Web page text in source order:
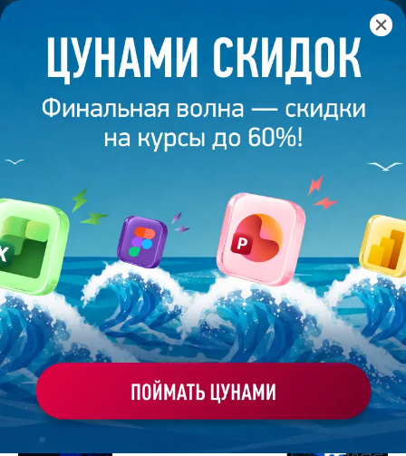
Главная /Банк слайдов / Презентация 79 – Краснов Сергей
ПРЕЗЕНТАЦИЯ 79 - КРАСНОВ
СЕРГЕЙ
Моё избранное
Работа
студента
ХОЧУ ЗАКАЗАТЬ ТАКУЮ ПРЕЗЕНТАЦИЮ